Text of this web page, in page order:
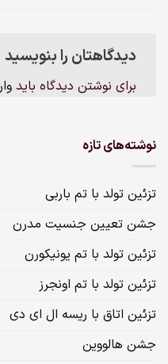
دیدگاهتان را بنویسید
برای نوشتن دیدگاه باید
نوشته‌های تازه
تزئین تولد با تم باربی
جشن تعیین جنسیت مدرن
تزئین تولد با تم یونیکورن
تزئین تولد با تم اونجرز
تزئین اتاق با ریسه ال ای دی
جشن هالووین